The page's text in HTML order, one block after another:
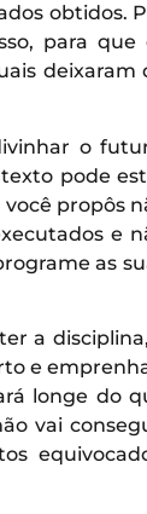
obtidos.
para que
deixaram
o
pode
propôs
e
as
a
e
longe do
vai